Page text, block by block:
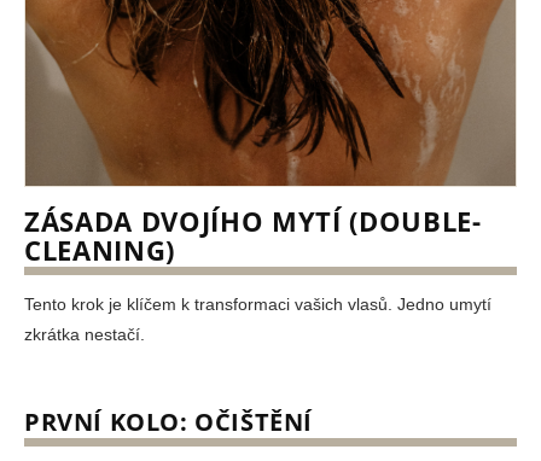
ZÁSADA DVOJÍHO MYTÍ (DOUBLE-
CLEANING)
Tento krok je klíčem k transformaci vašich vlasů. Jedno umytí
zkrátka nestačí.
PRVNÍ KOLO: OČIŠTĚNÍ